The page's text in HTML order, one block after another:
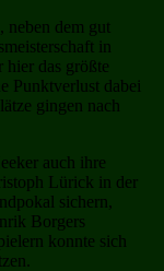
neben dem gut
in
das größte
Punktverlust dabei
gingen nach
auch ihre
Lürick in der
sichern,
Borgers
konnte sich